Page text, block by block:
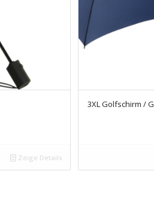
Zeige Details
3XL Golfschirm /